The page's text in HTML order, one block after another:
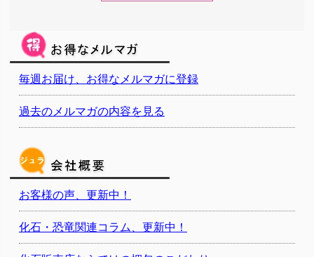
毎週お届け、お得なメルマガに登録
過去のメルマガの内容を見る
お客様の声、更新中！
化石・恐竜関連コラム、更新中！